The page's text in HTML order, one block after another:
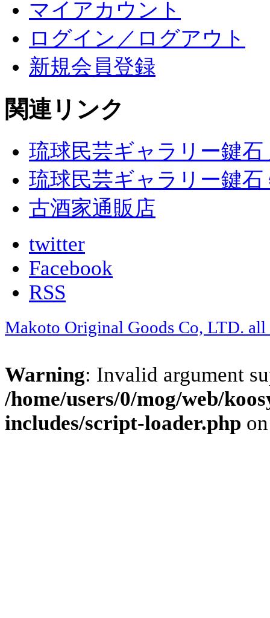
マイアカウント
ログイン／ログアウト
新規会員登録
関連リンク
琉球民芸ギャラリー鍵石
琉球民芸ギャラリー鍵石
古酒家通販店
twitter
Facebook
RSS
Makoto Original Goods Co, LTD. all
Warning: Invalid argument
/home/users/0/mog/web/
includes/script-loader.php